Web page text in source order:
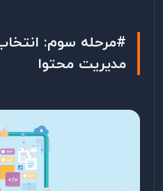
#مرحله سوم:
مدیریت محتوا